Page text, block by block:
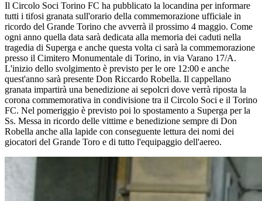
Il Circolo Soci Torino FC ha pubblicato la locandina per informare
tutti i tifosi granata sull'orario della commemorazione ufficiale in
ricordo del Grande Torino che avverrà il prossimo 4 maggio. Come
ogni anno quella data sarà dedicata alla memoria dei caduti nella
tragedia di Superga e anche questa volta ci sarà la commemorazione
presso il Cimitero Monumentale di Torino, in via Varano 17/A.
L'inizio dello svolgimento è previsto per le ore 12:00 e anche
quest'anno sarà presente Don Riccardo Robella. Il cappellano
granata impartirà una benedizione ai sepolcri dove verrà riposta la
corona commemorativa in condivisione tra il Circolo Soci e il Torino
FC. Nel pomeriggio è previsto poi lo spostamento a Superga per la
Ss. Messa in ricordo delle vittime e benedizione sempre di Don
Robella anche alla lapide con conseguente lettura dei nomi dei
giocatori del Grande Toro e di tutto l'equipaggio dell'aereo.